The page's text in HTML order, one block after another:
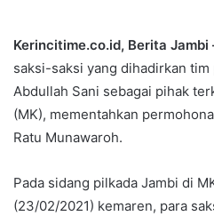
Kerincitime.co.id, Berita Jambi
saksi-saksi yang dihadirkan
Abdullah Sani sebagai pihak
(MK), mementahkan
Ratu Munawaroh.
Pada sidang pilkada Jambi di
(23/02/2021) kemaren, para